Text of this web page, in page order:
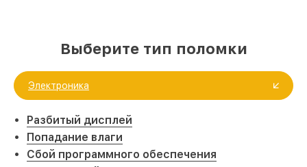
Выберите тип поломки
Электроника
Разбитый дисплей
Попадание влаги
Сбой программного обеспечения